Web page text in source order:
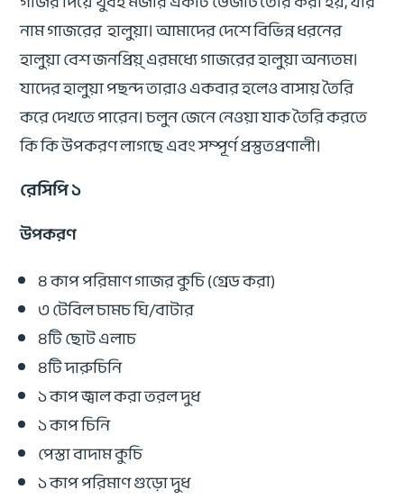
নাম গাজরের হালুয়া। আমাদের দেশে বিভিন্ন ধরনের
হালুয়া বেশ জনপ্রিয়্ এরমধ্যে গাজরের হালুয়া অন্যতম।
যাদের হালুয়া পছন্দ তারাও একবার হলেও বাসায় তৈরি
করে দেখতে পারেন। চলুন জেনে নেওয়া যাক তৈরি করতে
কি কি উপকরণ লাগছে এবং সম্পূর্ণ প্রস্তুতপ্রণালী।
রেসিপি ১
উপকরণ
৪ কাপ পরিমাণ গাজর কুচি (গ্রেড করা)
৩ টেবিল চামচ ঘি/বাটার
৪টি ছোট এলাচ
৪টি দারুচিনি
১ কাপ জ্বাল করা তরল দুধ
১ কাপ চিনি
পেস্তা বাদাম কুচি
১ কাপ পরিমাণ গুড়ো দুধ